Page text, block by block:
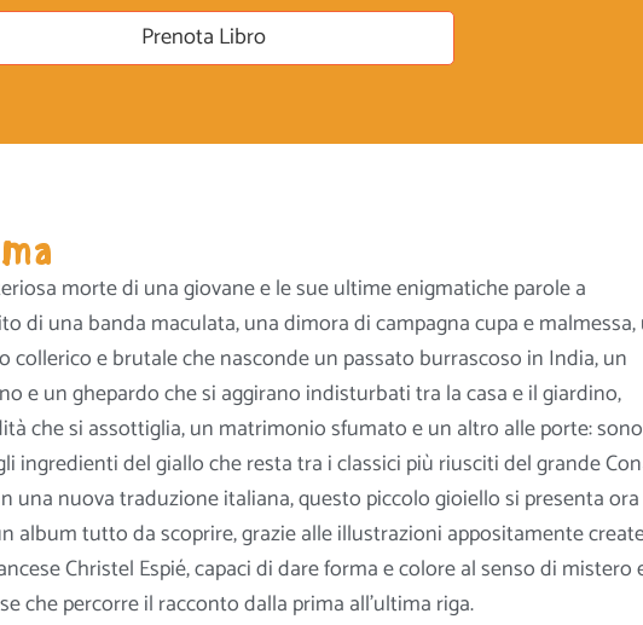
Prenota Libro
morte di una giovane e le sue ultime enigmatiche parole a
di una banda maculata, una dimora di campagna cupa e
collerico e brutale che nasconde un passato burrascoso in India, un
e un ghepardo che si aggirano indisturbati tra la casa e il giardino,
che si assottiglia, un matrimonio sfumato e un altro alle porte: sono
ingredienti del giallo che resta tra i classici più riusciti del grande
una nuova traduzione italiana, questo piccolo gioiello si presenta ora
album tutto da scoprire, grazie alle illustrazioni appositamente
Christel Espié, capaci di dare forma e colore al senso di mistero
che percorre il racconto dalla prima all’ultima riga.